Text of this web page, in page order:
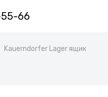
66
Kauerndorfer Lager ящик